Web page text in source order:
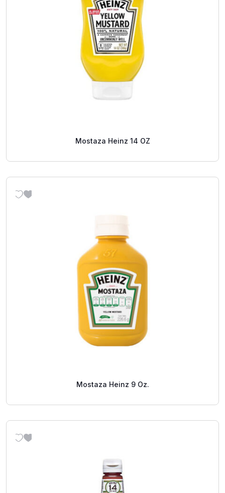
Mostaza Heinz 14 OZ
Mostaza Heinz 9 Oz.